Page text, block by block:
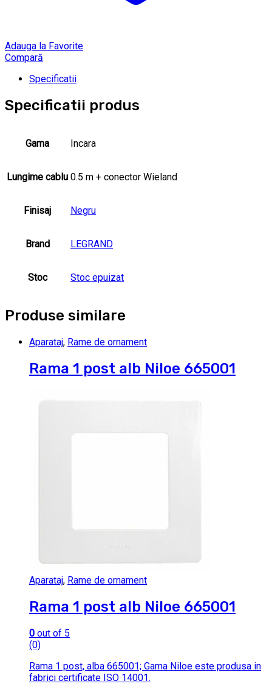
Adauga la Favorite
Compară
Specificatii
Specificatii produs
Gama Incara
Lungime cablu 0.5 m + conector Wieland
Finisaj Negru
Brand LEGRAND
Stoc Stoc epuizat
Produse similare
Aparataj, Rame de ornament
Rama 1 post alb Niloe 665001
Aparataj, Rame de ornament
Rama 1 post alb Niloe 665001
0 out of 5
(0)
Rama 1 post, alba 665001; Gama Niloe este produsa in
fabrici certificate ISO 14001.